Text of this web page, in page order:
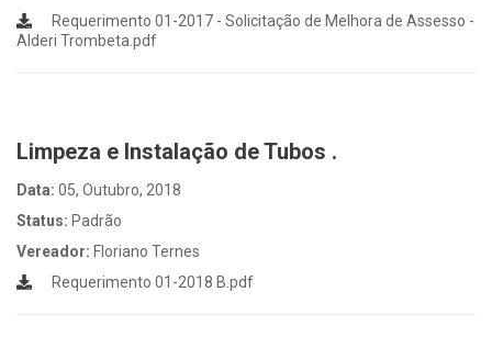
Requerimento 01-2017 - Solicitação de Melhora de Assesso -
Alderi Trombeta.pdf
Limpeza e Instalação de Tubos .
Data: 05, Outubro, 2018
Status: Padrão
Vereador: Floriano Ternes
Requerimento 01-2018 B.pdf